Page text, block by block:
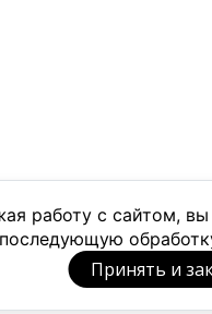
работу с сайтом,
последующую
Принять и